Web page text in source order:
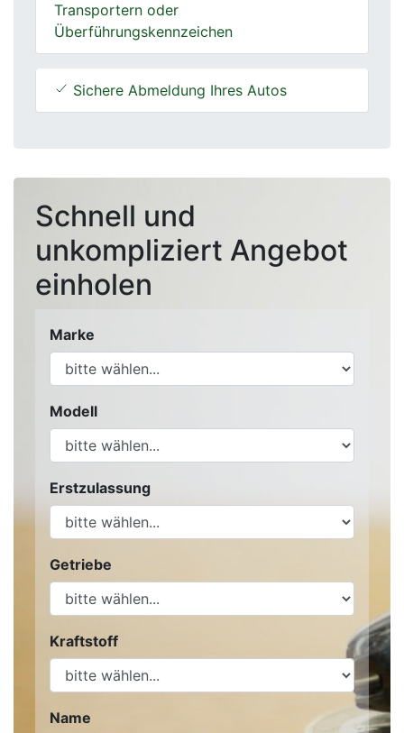
Transportern oder
Überführungskennzeichen
Sichere Abmeldung Ihres Autos
Schnell und
unkompliziert Angebot
einholen
Marke
Modell
Erstzulassung
Getriebe
Kraftstoff
Name